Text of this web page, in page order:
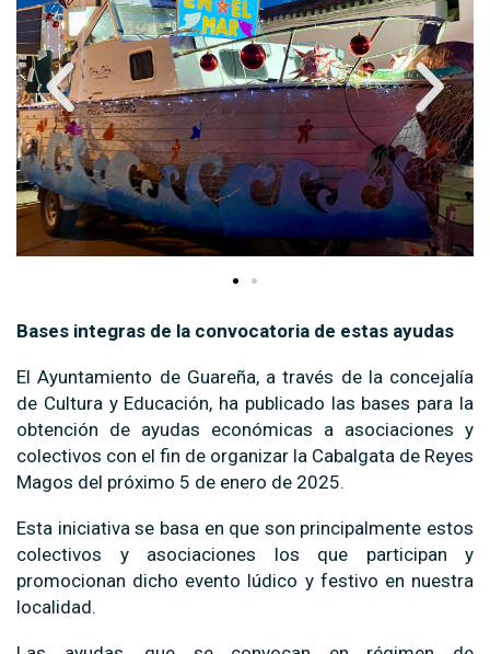
Bases integras de la convocatoria de estas ayudas
El Ayuntamiento de Guareña, a través de la concejalía
de Cultura y Educación, ha publicado las bases para la
obtención de ayudas económicas a asociaciones y
colectivos con el fin de organizar la Cabalgata de Reyes
Magos del próximo 5 de enero de 2025.
Esta iniciativa se basa en que son principalmente estos
colectivos y asociaciones los que participan y
promocionan dicho evento lúdico y festivo en nuestra
localidad.